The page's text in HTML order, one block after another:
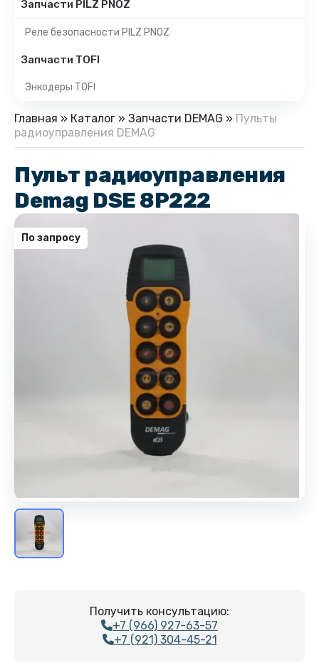
Запчасти PILZ PNOZ
Реле безопасности PILZ PNOZ
Запчасти TOFI
Энкодеры TOFI
Главная » Каталог » Запчасти DEMAG » Пульты
радиоуправления DEMAG
Пульт радиоуправления
Demag DSE 8P222
По запросу
Получить консультацию:
+7 (966) 927-63-57
+7 (921) 304-45-21